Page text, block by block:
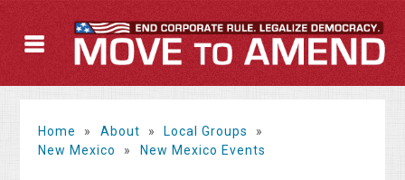
Home » About » Local Groups
»
New Mexico
» New Mexico Events